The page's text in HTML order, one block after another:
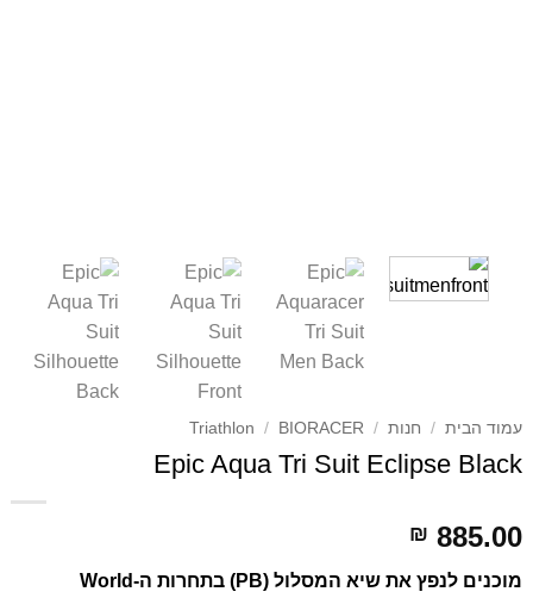
עמוד הבית / חנות /
BIORACER
/
Triathlon
Epic Aqua Tri Suit Eclipse Black
₪ 885.00
מוכנים לנפץ את שיא המסלול (PB) בתחרות ה-World